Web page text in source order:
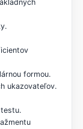
formou.
ukazovateľov.